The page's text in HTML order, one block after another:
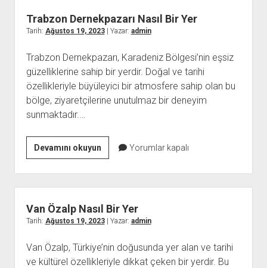
Trabzon Dernekpazarı Nasıl Bir Yer
Tarih: Ağustos 19, 2023| Yazar: admin
Trabzon Dernekpazarı, Karadeniz Bölgesi’nin eşsiz
güzelliklerine sahip bir yerdir. Doğal ve tarihi
özellikleriyle büyüleyici bir atmosfere sahip olan bu
bölge, ziyaretçilerine unutulmaz bir deneyim
sunmaktadır.…
Devamını okuyunTrabzon
Dernekpazarı
Nasıl
Bir
Yer
Yorumlar kapalı
Van Özalp Nasıl Bir Yer
Tarih: Ağustos 19, 2023| Yazar: admin
Van Özalp, Türkiye’nin doğusunda yer alan ve tarihi
ve kültürel özellikleriyle dikkat çeken bir yerdir. Bu